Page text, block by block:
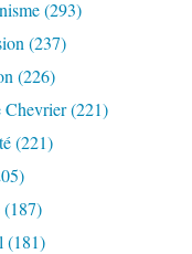
(293)
(237)
(226)
Chevrier(221)
(221)
(187)
(181)